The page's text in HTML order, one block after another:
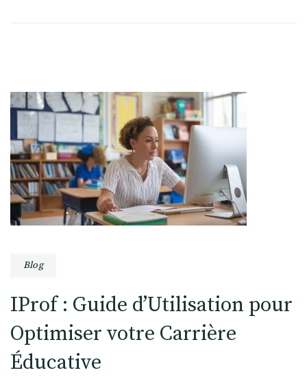
Blog
IProf : Guide d’Utilisation pour
Optimiser votre Carrière
Éducative